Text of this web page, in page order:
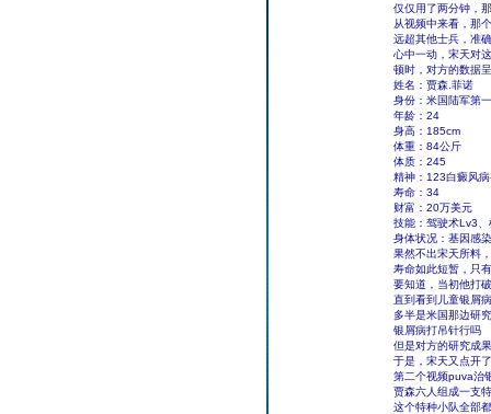
仅仅用了两分钟，
从视频中来看，那
远超其他士兵，准
心中一动，宋天对
顿时，对方的数据
姓名：贾森.菲诺
身份：米国陆军第
年龄：24
身高：185cm
体重：84公斤
体质：245
精神：123白癜风
寿命：34
财富：20万美元
技能：驾驶术Lv3
身体状况：基因感
果然不出宋天所料
寿命如此短暂，只
要知道，当初他打
直到看到儿童银屑
多半是米国那边研
银屑病打吊针行吗
但是对方的研究成
于是，宋天又点开
第二个视频puva治
贾森六人组成一支
这个特种小队全部